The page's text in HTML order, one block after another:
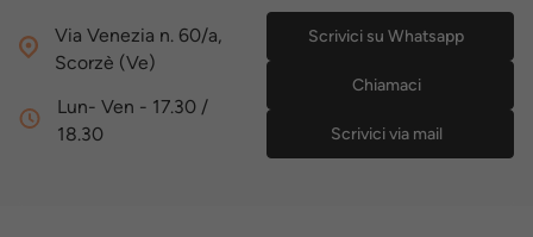
Via Venezia n. 60/a,
Scorzè (Ve)
Lun- Ven - 17.30 /
18.30
Scrivici su Whatsapp
Chiamaci
Scrivici via mail